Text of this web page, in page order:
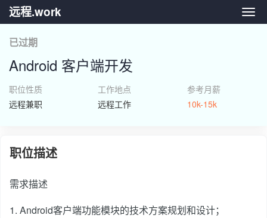
远
远程.work
已过期
Android 客户端开发
职位性质
远程兼职
工作地点
远程工作
参考月薪
10k-15k
职位描述
需求描述
1. Android客户端功能模块的技术方案规划和设计；